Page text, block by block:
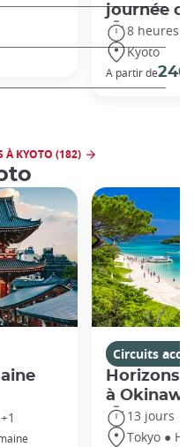
journée
8 heures
Kyoto
A partir de240
À KYOTO (182)
Circuits
Horizons
à Okinawa
13 jours
Tokyo ●